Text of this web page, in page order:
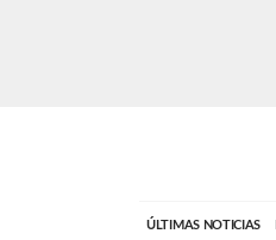
ÚLTIMAS NOTICIAS